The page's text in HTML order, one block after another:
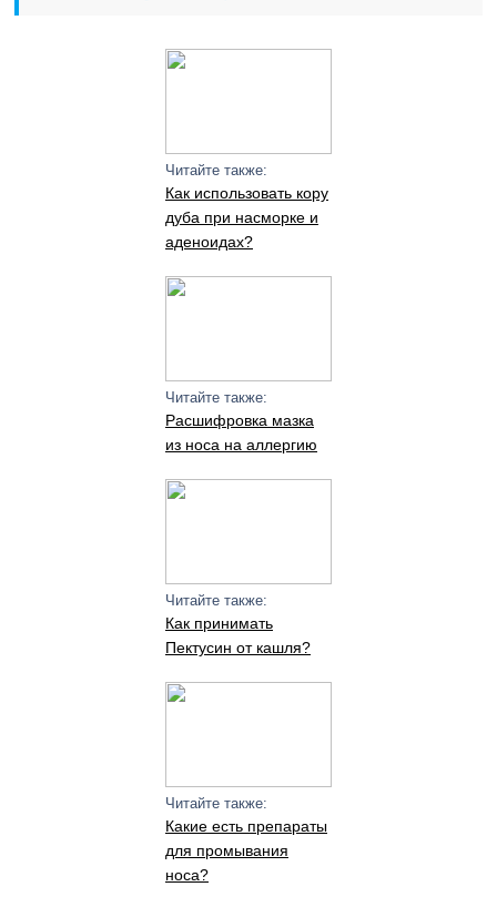
Читайте также:
Как использовать кору
дуба при насморке и
аденоидах?
Читайте также:
Расшифровка мазка
из носа на аллергию
Читайте также:
Как принимать
Пектусин от кашля?
Читайте также:
Какие есть препараты
для промывания
носа?